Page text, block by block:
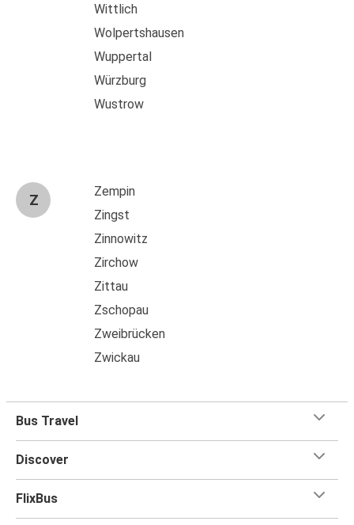
Wittlich
Wolpertshausen
Wuppertal
Würzburg
Wustrow
Z
Zempin
Zingst
Zinnowitz
Zirchow
Zittau
Zschopau
Zweibrücken
Zwickau
Bus Travel
Discover
FlixBus